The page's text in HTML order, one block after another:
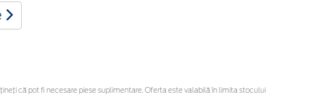
că pot fi necesare piese suplimentare. Oferta este valabilă în limita stocului